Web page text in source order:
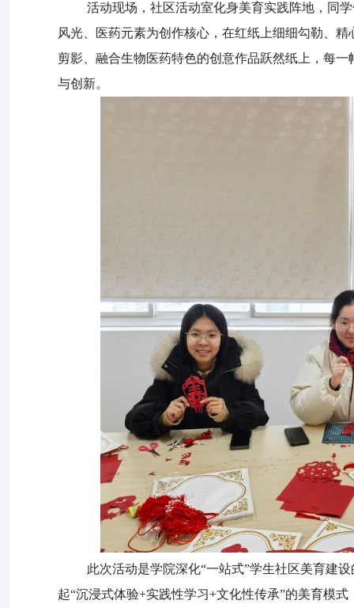
活动现场，社区活动室化身美育实践阵地，同
风光、医药元素为创作核心，在红纸上细细勾勒、
剪影、融合生物医药特色的创意作品跃然纸上，每
与创新。
此次活动是学院深化“一站式”学生社区美育建
起“沉浸式体验+实践性学习+文化性传承”的美育模